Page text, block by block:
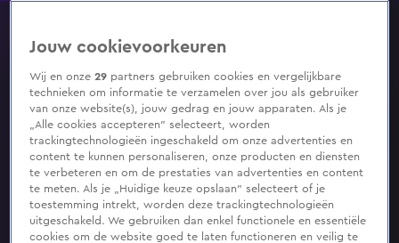
0
seconds
Jouw cookievoorkeuren
Wij en onze29 partners gebruiken cookies en vergelijkbare
technieken om informatie te verzamelen over jou als gebruiker
van onze website(s), jouw gedrag en jouw apparaten. Als je
„Alle cookies accepteren” selecteert, worden
trackingtechnologieën ingeschakeld om onze advertenties en
content te kunnen personaliseren, onze producten en diensten
te verbeteren en om de prestaties van advertenties en content
te meten. Als je „Huidige keuze opslaan” selecteert of je
toestemming intrekt, worden deze trackingtechnologieën
uitgeschakeld. We gebruiken dan enkel functionele en essentiële
cookies om de website goed te laten functioneren en veilig te